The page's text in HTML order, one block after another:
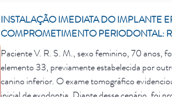
INSTALAÇÃO IMEDIATA DO IMPLANTE
COMPROMETIMENTO PERIODONTAL:
Paciente V. R. S. M., sexo feminino, 70 anos,
elemento 33, previamente estabelecida por
canino inferior. O exame tomográfico